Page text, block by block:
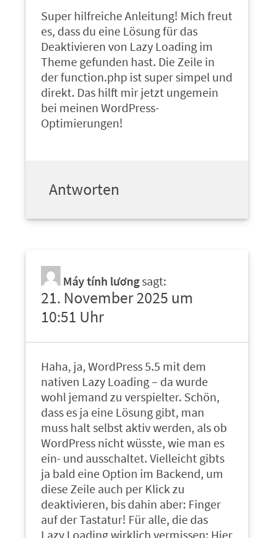
Super hilfreiche Anleitung! Mich freut
es, dass du eine Lösung für das
Deaktivieren von Lazy Loading im
Theme gefunden hast. Die Zeile in
der function.php ist super simpel und
direkt. Das hilft mir jetzt ungemein
bei meinen WordPress-
Optimierungen!
Antworten
Máy tính lươngsagt:
21. November 2025 um
10:51 Uhr
Haha, ja, WordPress 5.5 mit dem
nativen Lazy Loading – da wurde
wohl jemand zu verspielter. Schön,
dass es ja eine Lösung gibt, man
muss halt selbst aktiv werden, als ob
WordPress nicht wüsste, wie man es
ein- und ausschaltet. Vielleicht gibts
ja bald eine Option im Backend, um
diese Zeile auch per Klick zu
deaktivieren, bis dahin aber: Finger
auf der Tastatur! Für alle, die das
Lazy Loading wirklich vermissen: Hier